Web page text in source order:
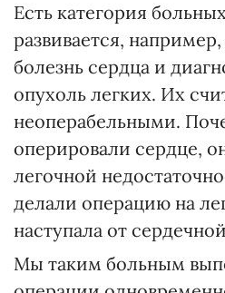
Есть категория
развивается,
болезнь сердца и
опухоль легких. Их
неоперабельными.
оперировали сердце,
легочной
делали операцию на
наступала от
Мы таким больным